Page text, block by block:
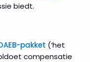
biedt.
pakket (‘het
compensatie